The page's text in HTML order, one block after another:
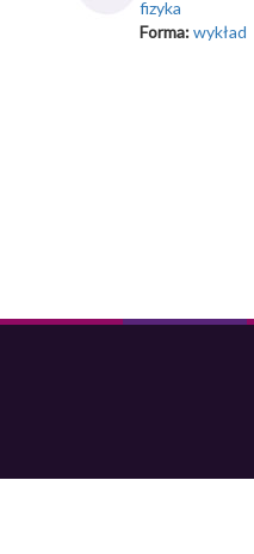
fizyka
Forma:wykład